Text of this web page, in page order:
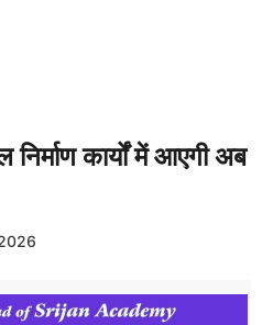
कार्यों में आएगी अब